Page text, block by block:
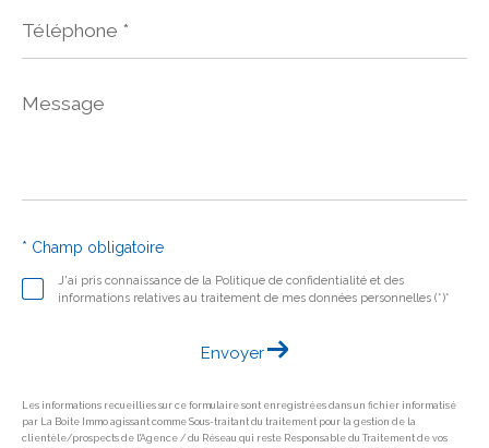
*
Message
J'ai pris connaissance de la Politique de confidentialité et des
informations relatives au traitement de mes données personnelles (*)*
* Champ obligatoire
Envoyer
Les informations recueillies sur ce formulaire sont enregistrées dans un fichier informatisé
par La Boite Immo agissant comme Sous-traitant du traitement pour la gestion de la
clientèle/prospects de l'Agence / du Réseau qui reste Responsable du Traitement de vos